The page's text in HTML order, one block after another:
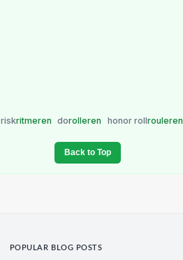
riskritmeren dorolleren honor rollrouleren
Back to Top
POPULAR BLOG POSTS